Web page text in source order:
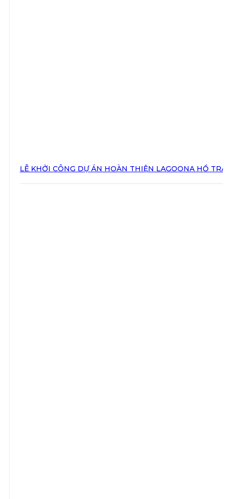
LỄ KHỞI CÔNG DỰ ÁN HOÀN THIỆN LAGOONA HỒ